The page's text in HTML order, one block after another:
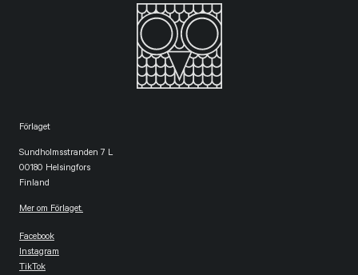
Förlaget
Sundholmsstranden 7 L
00180 Helsingfors
Finland
Mer om Förlaget.
Facebook
Instagram
TikTok